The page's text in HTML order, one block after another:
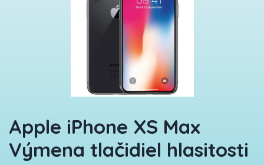
Apple iPhone XS Max
Výmena tlačidiel hlasitosti